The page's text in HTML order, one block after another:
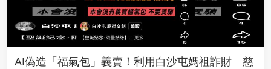
AI偽造「福氣包」義賣！利用白沙屯媽祖詐財 慈